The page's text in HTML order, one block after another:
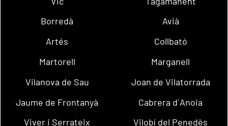
Borredà
Avià
Artés
Collbató
Martorell
Marganell
Vilanova de Sau
Joan de Vilatorrada
Jaume de Frontanyà
Cabrera d´Anoia
Viver i Serrateix
Vilobí del Penedès